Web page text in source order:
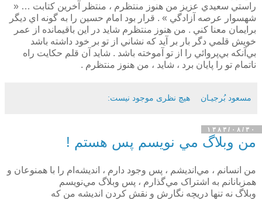
راستي سعيدي عزيز من هنوز منتظرم ، منتظر آخرين كتابت … «
شهسوار عرصه آزادگي » . قرار بود امام حسين را به گونه اي ديگر
برايمان معنا كني . من هنوز منتظرم شايد در اين باقيمانده از عمر
خويش قلمي دگر بار بر آيد كه نشاني از تو بر خود داشته باشد
بي‌آنكه بي‌پروائي را از تو آموخته باشد . شايد آن قلم حكايت راه
ناتمام تو را پايان برد ، شايد ،‌ من هنوز منتظرم .
مسعود بُرجيـان هیچ نظری موجود نیست:
۱۳۸۳/۰۸/۳۰
من وبلاگ مي نويسم پس هستم !
من انسانم ، مي‌انديشم ، پس وجود دارم ، انديشه‌ام را با همنوعان و
همزبانانم به اشتراک مي‌گذارم ، پس وبلاگ مي‌نويسم
وبلاگ نه تنها دريچه نگارش و نقش کردن انديشه من که